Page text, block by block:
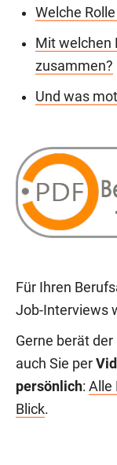
Welche
Mit welchen
zusammen?
Und was
Für Ihren
Job-Interviews
Gerne berät der
auch Sie per
persönlich: Alle
Blick.